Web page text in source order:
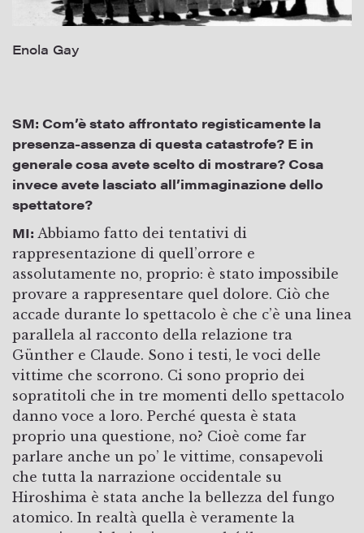
Enola Gay
SM: Com’è stato affrontato registicamente la
presenza-assenza di questa catastrofe? E in
generale cosa avete scelto di mostrare? Cosa
invece avete lasciato all’immaginazione dello
spettatore?
MI: Abbiamo fatto dei tentativi di
rappresentazione di quell’orrore e
assolutamente no, proprio: è stato impossibile
provare a rappresentare quel dolore. Ciò che
accade durante lo spettacolo è che c’è una linea
parallela al racconto della relazione tra
Günther e Claude. Sono i testi, le voci delle
vittime che scorrono. Ci sono proprio dei
sopratitoli che in tre momenti dello spettacolo
danno voce a loro. Perché questa è stata
proprio una questione, no? Cioè come far
parlare anche un po’ le vittime, consapevoli
che tutta la narrazione occidentale su
Hiroshima è stata anche la bellezza del fungo
atomico. In realtà quella è veramente la